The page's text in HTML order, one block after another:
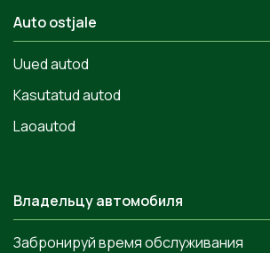
Auto ostjale
Uued autod
Kasutatud autod
Laoautod
Владельцу автомобиля
Забронируй время обслуживания